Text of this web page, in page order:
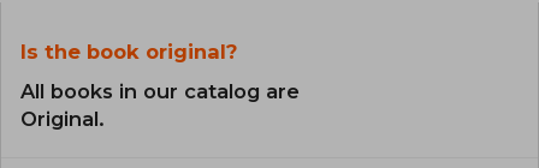
Is the book original?
All books in our catalog are
Original.